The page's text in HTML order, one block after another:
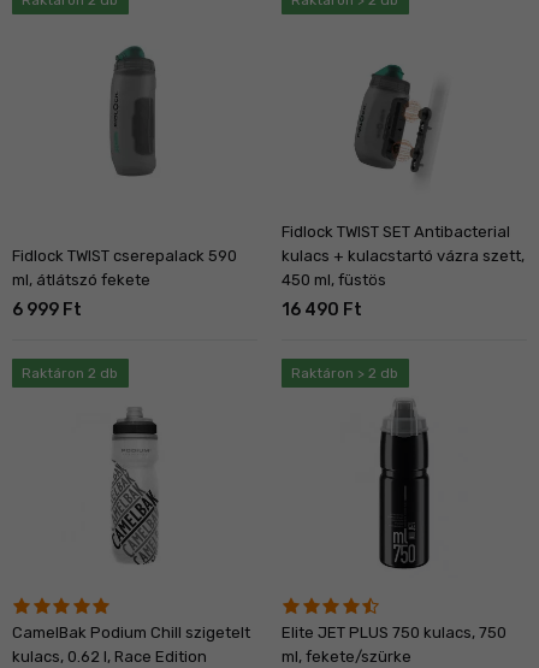
Fidlock TWIST cserepalack 590
ml, átlátszó fekete
6 999 Ft
Fidlock TWIST SET Antibacterial
kulacs + kulacstartó vázra szett,
450 ml, füstös
16 490 Ft
Raktáron 2 db
CamelBak Podium Chill szigetelt
kulacs, 0.62 l, Race Edition
Raktáron > 2 db
Elite JET PLUS 750 kulacs, 750
ml, fekete/szürke